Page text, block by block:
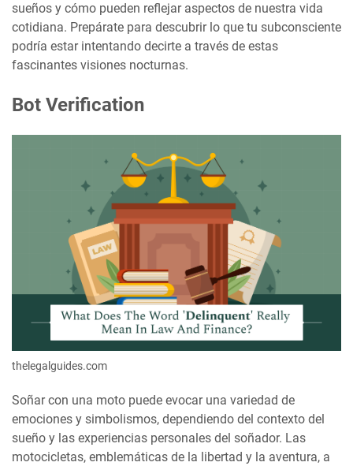
sueños y cómo pueden reflejar aspectos de nuestra vida
cotidiana. Prepárate para descubrir lo que tu subconsciente
podría estar intentando decirte a través de estas
fascinantes visiones nocturnas.
Bot Verification
thelegalguides.com
Soñar con una moto puede evocar una variedad de
emociones y simbolismos, dependiendo del contexto del
sueño y las experiencias personales del soñador. Las
motocicletas, emblemáticas de la libertad y la aventura, a